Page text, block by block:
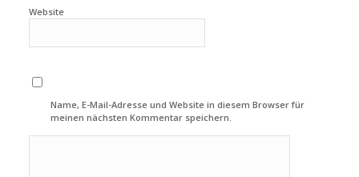
Website
Name, E-Mail-Adresse und Website in diesem Browser für
meinen nächsten Kommentar speichern.